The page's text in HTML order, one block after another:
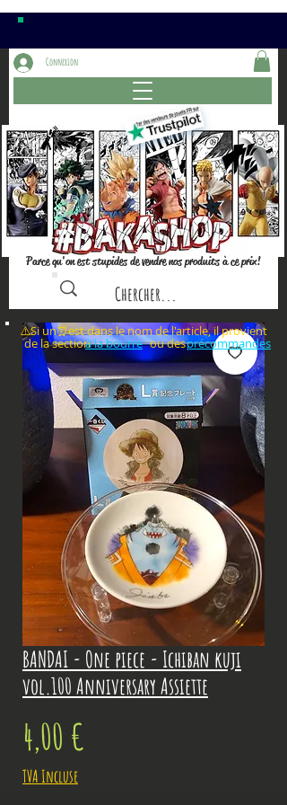
Parce qu'on est stupides de vendre nos produits à ce prix!
Connexion
BANDAI - One piece - Ichiban kuji
vol.100 Anniversary Assiette
4,00 €
TVA Incluse
⚠️Si un⏰est dans le nom de l'article, il provient
de la section ou des
à la bourre précommandes